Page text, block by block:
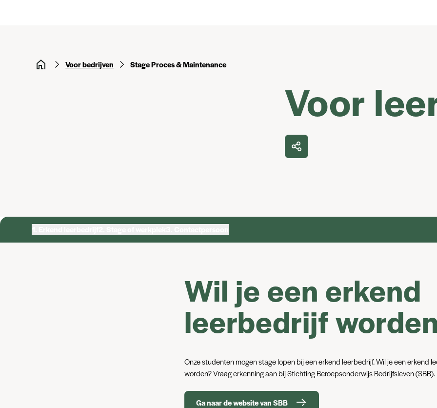
Voor bedrijven Stage Proces & Maintenance
Voor
Wil je een erkend
leerbedrijf
Onze studenten mogen stage lopen bij een erkend leerbedrijf. Wil je een erkend
worden? Vraag erkenning aan bij Stichting Beroepsonderwijs Bedrijfsleven (SBB).
Ga naar de website van SBB